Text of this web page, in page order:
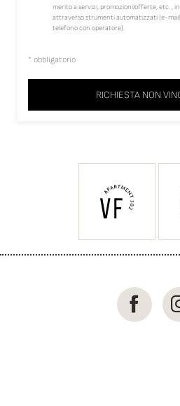
merito a servizi, promozioni/offerte, etc. ,
attraverso strumenti automatizzati (e-
telefono con operatore).
* obbligatorio
RICHIESTA NON